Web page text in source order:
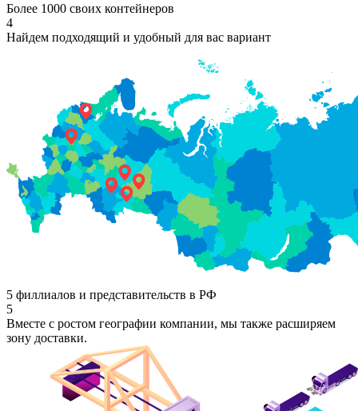
Более 1000 своих контейнеров
4
Найдем подходящий и удобный для вас вариант
5 филлиалов и представительств в РФ
5
Вместе с ростом географии компании, мы также расширяем
зону доставки.